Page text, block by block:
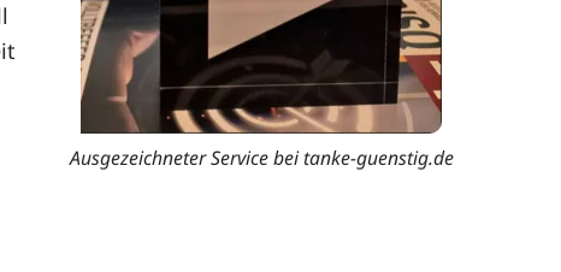
Ausgezeichneter Service bei tanke-guenstig.de